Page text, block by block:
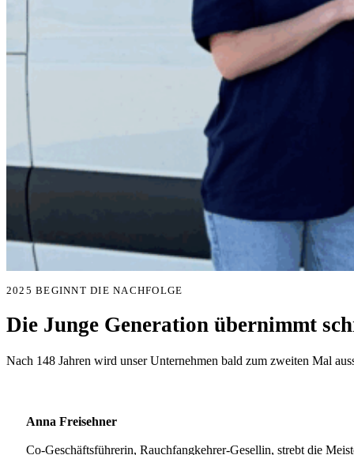
2025 BEGINNT DIE NACHFOLGE
Die Junge Generation übernimmt
Nach 148 Jahren wird unser Unternehmen bald zum zweiten Mal
Anna Freisehner
Co-Geschäftsführerin, Rauchfangkehrer-Gesellin, strebt die